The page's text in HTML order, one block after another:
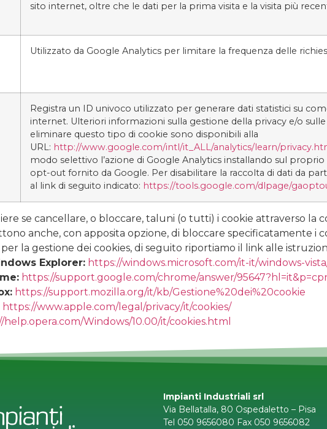
sito internet, oltre che le dati per la prima visita e la visita più
Utilizzato da Google Analytics per limitare la frequenza delle
Registra un ID univoco utilizzato per generare dati statistici su
internet. Ulteriori informazioni sulla gestione della privacy e/o
eliminare questo tipo di cookie sono disponibili alla
URL: http://www.google.com/intl/it_ALL/analytics/learn/
modo selettivo l’azione di Google Analytics installando sul
opt-out fornito da Google. Per disabilitare la raccolta di dati da
al link di seguito indicato: https://tools.google.com/dlpage/
se cancellare, o bloccare, taluni (o tutti) i cookie attraverso
anche, con apposita opzione, di bloccare specificatamente i
la gestione dei cookies, di seguito riportiamo il link alle
Explorer: https://windows.microsoft.com/it-it/windows-
https://support.google.com/chrome/answer/
https://support.mozilla.org/it/kb/Gestione%20dei%20cookie
https://www.apple.com/legal/privacy/it/cookies/
help.opera.com/Windows/10.00/it/cookies.html
Impianti Industriali srl
Via Bellatalla, 80 Ospedaletto – Pisa
Tel 050 9656080 Fax 050 9656082